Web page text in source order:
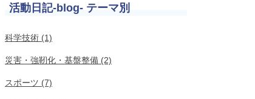
活動日記-blog- テーマ別
科学技術 (1)
災害・強靭化・基盤整備 (2)
スポーツ (7)